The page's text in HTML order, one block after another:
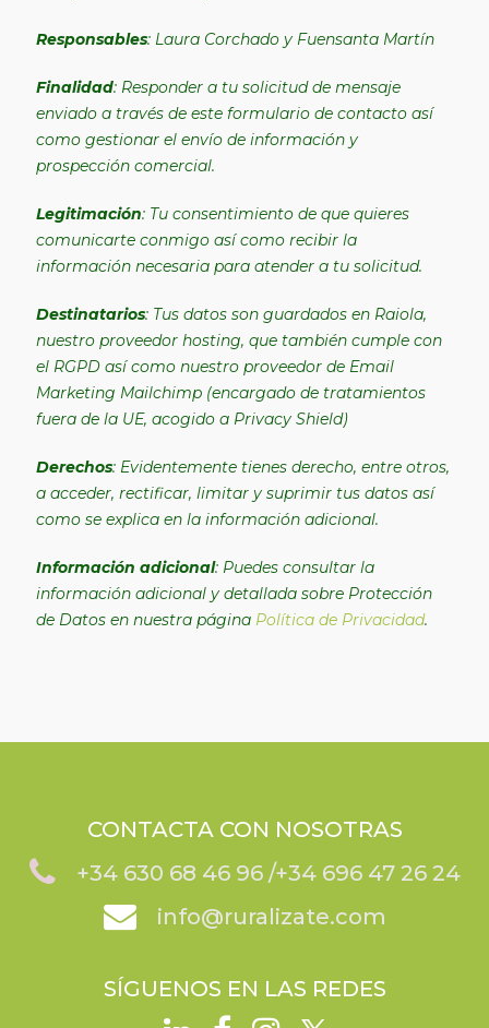
Responsables: Laura Corchado y Fuensanta Martín
Finalidad: Responder a tu solicitud de mensaje
enviado a través de este formulario de contacto así
como gestionar el envío de información y
prospección comercial.
Legitimación: Tu consentimiento de que quieres
comunicarte conmigo así como recibir la
información necesaria para atender a tu solicitud.
Destinatarios: Tus datos son guardados en Raiola,
nuestro proveedor hosting, que también cumple con
el RGPD así como nuestro proveedor de Email
Marketing Mailchimp (encargado de tratamientos
fuera de la UE, acogido a Privacy Shield)
Derechos: Evidentemente tienes derecho, entre otros,
a acceder, rectificar, limitar y suprimir tus datos así
como se explica en la información adicional.
Información adicional: Puedes consultar la
información adicional y detallada sobre Protección
de Datos en nuestra página Política de Privacidad.
CONTACTA CON NOSOTRAS
+34 630 68 46 96 /+34 696 47 26 24
info@ruralizate.com
SÍGUENOS EN LAS REDES